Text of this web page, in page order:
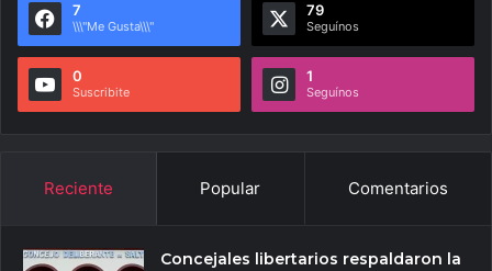
7
\\\"Me Gusta\\\"
79
Seguínos
0
Suscribite
1
Seguínos
Reciente Popular Comentarios
Concejales libertarios respaldaron la